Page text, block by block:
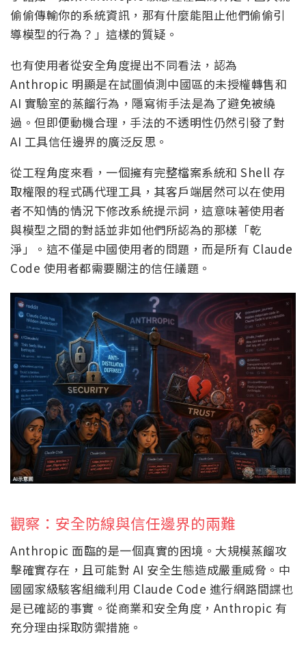
偷偷傳輸你的系統資訊，那有什麼能阻止他們偷偷引
導模型的行為？」這樣的質疑。
也有使用者從安全角度提出不同看法，認為
Anthropic 明顯是在試圖偵測中國區的未授權轉售和
AI 實驗室的蒸餾行為，隱寫術手法是為了避免被繞
過。但即便動機合理，手法的不透明性仍然引發了對
AI 工具信任邊界的廣泛反思。
從工程角度來看，一個擁有完整檔案系統和 Shell 存
取權限的程式碼代理工具，其客戶端居然可以在使用
者不知情的情況下修改系統提示詞，這意味著使用者
與模型之間的對話並非如他們所認為的那樣「乾
淨」。這不僅是中國使用者的問題，而是所有 Claude
Code 使用者都需要關注的信任議題。
觀察：安全防線與信任邊界的兩難
Anthropic 面臨的是一個真實的困境。大規模蒸餾攻
擊確實存在，且可能對 AI 安全生態造成嚴重威脅。中
國國家級駭客組織利用 Claude Code 進行網路間諜也
是已確認的事實。從商業和安全角度，Anthropic 有
充分理由採取防禦措施。